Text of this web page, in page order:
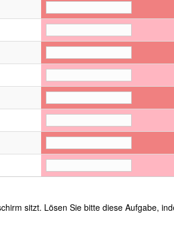
sitzt. Lösen Sie bitte diese Aufgabe,